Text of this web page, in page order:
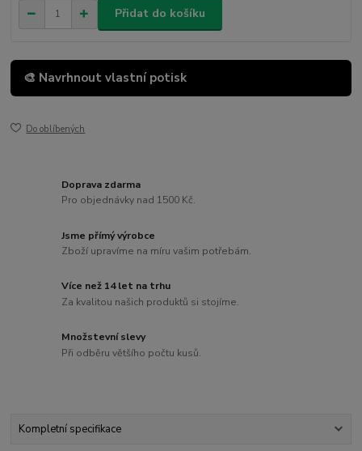
Přidat do košíku
🎨 Navrhnout vlastní potisk
Do oblíbených
Doprava zdarma
Pro objednávky nad 1500 Kč.
Jsme přímý výrobce
Zboží upravíme na míru vašim potřebám.
Více než 14 let na trhu
Za kvalitou našich produktů si stojíme.
Množstevní slevy
Při odběru většího počtu kusů.
Kompletní specifikace